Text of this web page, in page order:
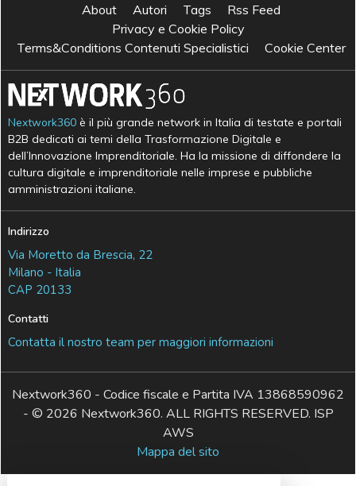
About Autori Tags
Rss Feed
Privacy e Cookie Policy
Terms&Conditions Contenuti Specialistici
Cookie Center
Nextwork360 è il più grande network in Italia di testate e portali
B2B dedicati ai temi della Trasformazione Digitale e
dell’Innovazione Imprenditoriale. Ha la missione di diffondere la
cultura digitale e imprenditoriale nelle imprese e pubbliche
amministrazioni italiane.
Indirizzo
Via Moretto da Brescia, 22
Milano - Italia
CAP 20133
Contatti
Contatta il nostro team per maggiori informazioni
Nextwork360 - Codice fiscale e Partita IVA 13868590962
- © 2026 Nextwork360. ALL RIGHTS RESERVED. ISP
AWS
Mappa del sito